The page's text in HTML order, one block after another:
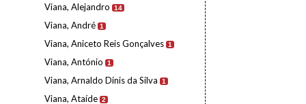
Viana, Alejandro 14
Viana, André 1
Viana, Aniceto Reis Gonçalves 1
Viana, António 1
Viana, Arnaldo Dinis da Silva 1
Viana, Ataíde 2